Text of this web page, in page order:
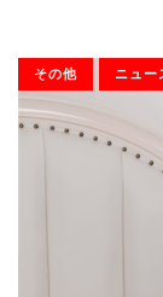
その他 ニュー